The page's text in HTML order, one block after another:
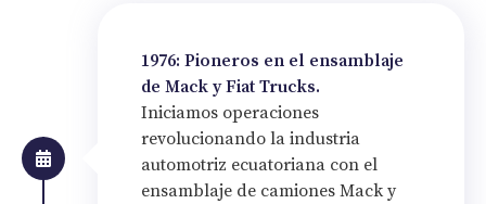
1976: Pioneros en el ensamblaje
de Mack y Fiat Trucks.
Iniciamos operaciones
revolucionando la industria
automotriz ecuatoriana con el
ensamblaje de camiones Mack y